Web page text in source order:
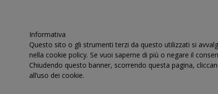
Informativa
Questo sito o gli strumenti terzi da questo utilizzati si
nella cookie policy. Se vuoi saperne di più o negare il
Chiudendo questo banner, scorrendo questa pagina,
all’uso dei cookie.